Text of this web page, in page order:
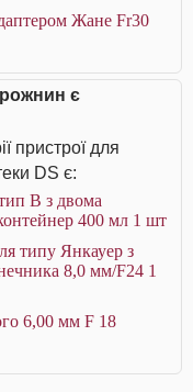
Жане Fr30
є
пристрої для
DS є:
В з двома
400 мл 1 шт
типу Янкауер з
8,0 мм/F24 1
6,00 мм F 18